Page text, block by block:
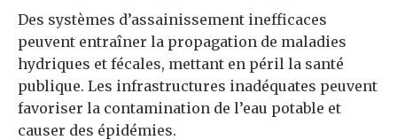
Des systèmes d’assainissement inefficaces
peuvent entraîner la propagation de maladies
hydriques et fécales, mettant en péril la santé
publique. Les infrastructures inadéquates peuvent
favoriser la contamination de l’eau potable et
causer des épidémies.